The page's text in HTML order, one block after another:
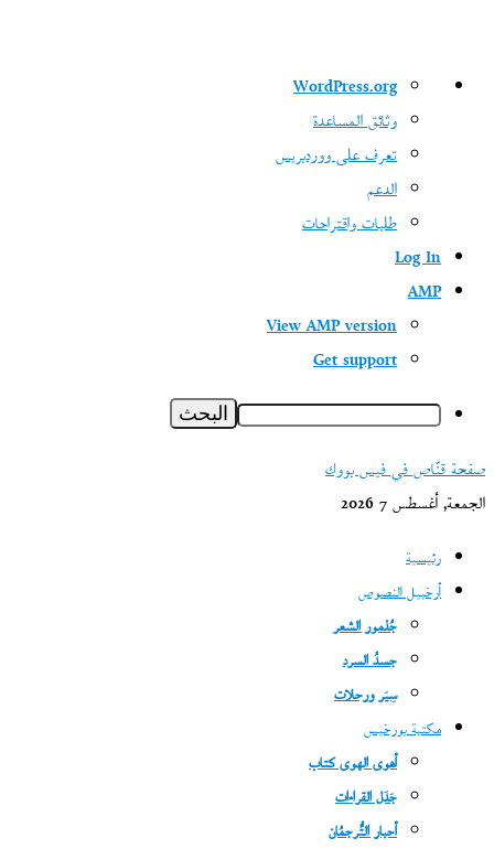
ووردبريس
WordPress.org
وثائق المساعدة
تعرف على ووردبريس
الدعم
طلبات واقتراحات
Log In
AMP
View AMP version
Get support
البحث
صفحة قنّاص في فيس بووك
الجمعة, أغسطس 7 2026
رئيسية
أرخبيل النصوص
جُذمور الشعر
جسدُ السرد
سِيَر ورحلات
مكتبة بورخيس
أهوى الهوى كتاب
جَدَل القراءات
أحبار التُّرجمُان